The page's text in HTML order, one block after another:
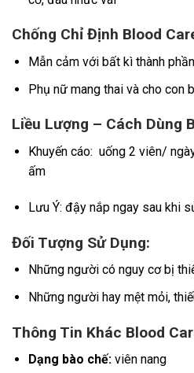
Chống Chỉ Định Blood
Mẫn cảm với bất kì thành
Phụ nữ mang thai và cho con
Liều Lượng – Cách Dùng
Khuyến cáo: uống 2 viên/
ấm
Lưu Ý: đậy nắp ngay sau khi
Đối Tượng Sử Dụng:
Những người có nguy cơ bị
Những người hay mệt mỏi,
Thông Tin Khác Blood
Dạng bào chế: viên nang